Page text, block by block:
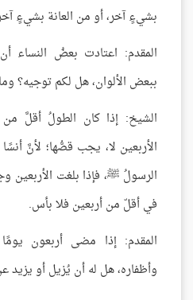
بشيءٍ آخر، أو من العانة بشيءٍ
المقدم: اعتادت بعضُ النساء
ببعض الألوان، هل لكم توجيه؟
الشيخ: إذا كان الطولُ أقلَّ من
الأربعين لا، يجب قصُّها؛ لأنَّ
الرسولُ ﷺ، فإذا بلغت الأربعين
في أقلّ من أربعين فلا بأس.
المقدم: إذا مضى أربعون
وأظفاره، هل له أن يُزيل أو يزيد